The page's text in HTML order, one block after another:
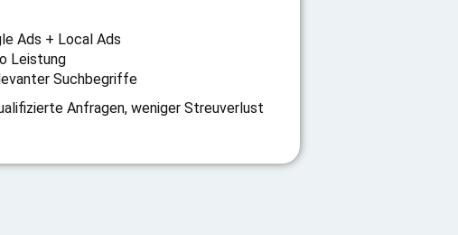
Ads + Local Ads
Leistung
Suchbegriffe
Anfragen, weniger Streuverlust